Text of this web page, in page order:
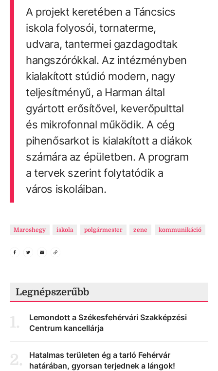
A projekt keretében a Táncsics
iskola folyosói, tornaterme,
udvara, tantermei gazdagodtak
hangszórókkal. Az intézményben
kialakított stúdió modern, nagy
teljesítményű, a Harman által
gyártott erősítővel, keverőpulttal
és mikrofonnal működik. A cég
pihenősarkot is kialakított a diákok
számára az épületben. A program
a tervek szerint folytatódik a
város iskoláiban.
Maroshegy iskola polgármester zene kommunikáció
Legnépszerűbb
1.
Lemondott a Székesfehérvári Szakképzési
Centrum kancellárja
2.
Hatalmas területen ég a tarló Fehérvár
határában, gyorsan terjednek a lángok!